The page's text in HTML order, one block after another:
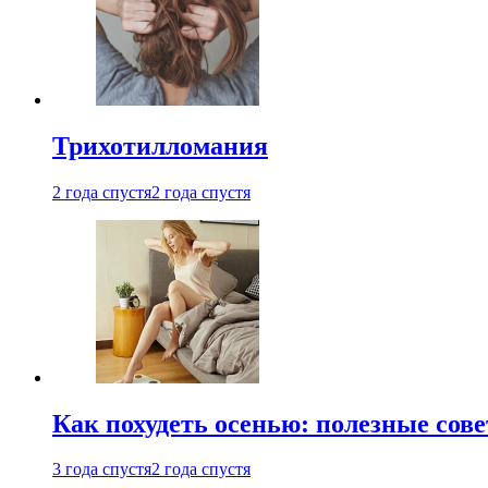
Трихотилломания
2 года спустя2 года спустя
Как похудеть осенью: полезные
3 года спустя2 года спустя